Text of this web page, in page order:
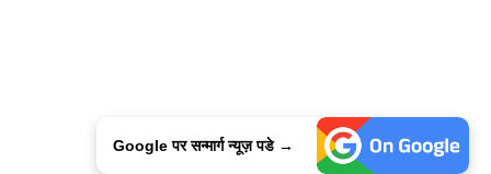
Google पर सन्मार्ग न्यूज़ पडे →